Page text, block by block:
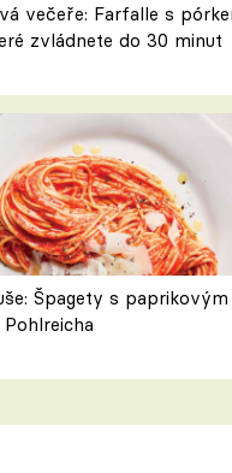
večeře: Farfalle s
zvládnete do 30 minut
Špagety s